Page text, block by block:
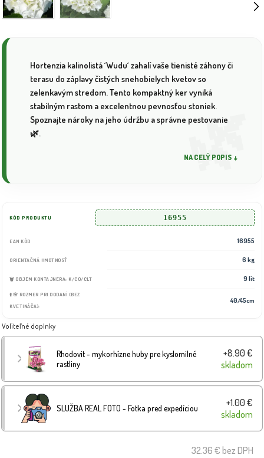
Hortenzia kalinolistá ´Wudu´ zahalí vaše tienisté záhony či
terasu do záplavy čistých snehobielych kvetov so
zelenkavým stredom. Tento kompaktný ker vyniká
stabilným rastom a excelentnou pevnosťou stoniek.
Spoznajte nároky na jeho údržbu a správne pestovanie
🌿.
NA CELÝ POPIS ↓
KÓD PRODUKTU 16955
EAN KÓD 16955
ORIENTAČNÁ HMOTNOSŤ 6 kg
🗑️ OBJEM KONTAJNERA: K/CO/CLT 9 lit
⬆️🌸 ROZMER PRI DODANÍ (BEZ
KVETINÁČA):
40/45cm
Voliteľné doplnky
Rhodovit - mykorhízne huby pre kyslomilné
rastliny
+8.90 €
skladom
SLUŽBA REAL FOTO - Fotka pred expedíciou
+1.00 €
skladom
32.36 € bez DPH